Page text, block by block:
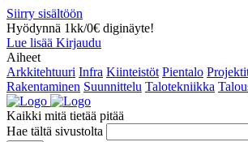
Siirry sisältöön
Hyödynnä 1kk/0€ diginäyte!
Lue lisää Kirjaudu
Aiheet
Arkkitehtuuri Infra Kiinteistöt Pientalo
Rakentaminen Suunnittelu Talotekniikka
Kaikki mitä tietää pitää
Hae tältä sivustolta